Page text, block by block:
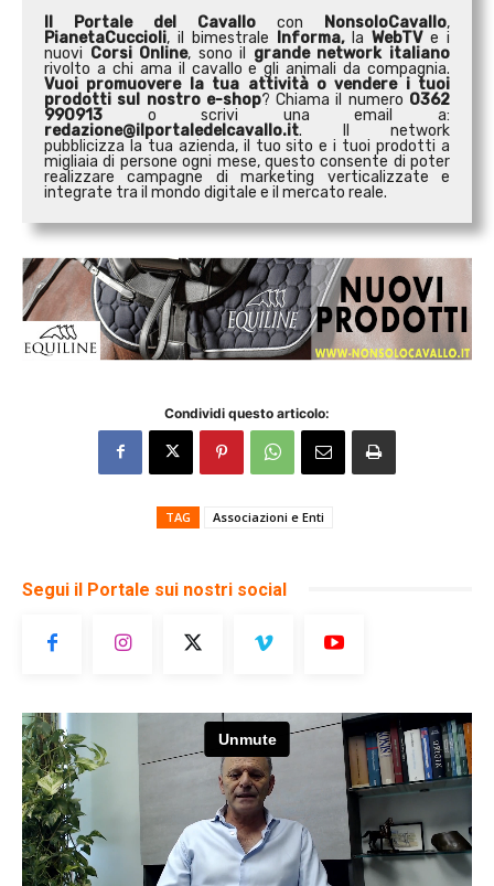
Il Portale del Cavallo con NonsoloCavallo,
PianetaCuccioli, il bimestrale Informa,laWebTVe i
nuovi Corsi Online, sono il grande network italiano
rivolto a chi ama il cavallo e gli animali da compagnia.
Vuoi promuovere la tua attività ovendere i tuoi
prodotti sul nostro e-shop? Chiama il numero 0362
990913 o scrivi una email a:
redazione@ilportaledelcavallo.it. Il network
pubblicizza la tua azienda, il tuo sito e i tuoi prodotti a
migliaia di persone ogni mese, questo consente di poter
realizzare campagne di marketing verticalizzate e
integrate tra il mondo digitale e il mercato reale.
Condividi questo articolo:
TAG Associazioni e Enti
Segui il Portale sui nostri social